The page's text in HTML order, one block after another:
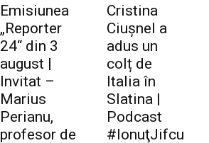
Emisiunea
„Reporter
24“ din 3
august |
Invitat –
Marius
Perianu,
profesor de
Cristina
Ciuşnel a
adus un
colț de
Italia în
Slatina |
Podcast
#IonuţJifcu